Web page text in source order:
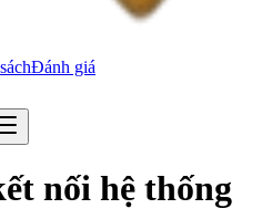
Đánh giá
nối hệ thống